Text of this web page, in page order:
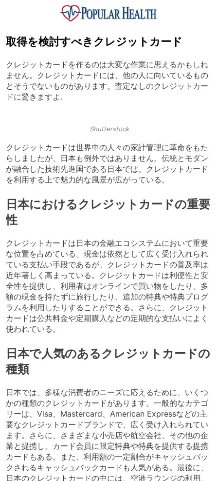
Popular Health
取得を検討すべきクレジットカード
クレジットカードを作るのは大変な作業に思えるかもしれ
ません。クレジットカードには、他の人に向いているもの
とそうでないものがあります。査定なしのクレジットカー
ドに驚きますよ.
Shutterstock
クレジットカードは世界中の人々の家計管理に革命をもた
らしましたが、日本も例外ではありません。伝統とモダン
が融合した技術先進国である日本では、クレジットカード
を利用する上で魅力的な風景が広がっている。
日本におけるクレジットカードの重要
性
クレジットカードは日本の金融エコシステムにおいて重要
な位置を占めている。現金は依然として広く受け入れられ
ている支払い手段であるが、クレジットカードの普及率は
近年著しく高まっている。クレジットカードは利便性と安
全性を提供し、利用者はオンラインで買い物をしたり、多
額の現金を持たずに旅行したり、追加の特典や特典プログ
ラムを利用したりすることができる。さらに、クレジット
カードは公共料金や定期購入などの定期的な支払いによく
使われている。
日本で人気のあるクレジットカードの
種類
日本では、多様な消費者のニーズに応えるために、いくつ
かの種類のクレジットカードがあります。一般的なカテゴ
リーは、Visa、Mastercard、American Expressなどの主
要なクレジットカードブランドで、広く受け入れられてい
ます。さらに、さまざまな小売店や航空会社、その他の企
業と提携し、カード会員に限定特典や特典を提供する提携
カードもある。また、利用額の一定割合がキャッシュバッ
クされるキャッシュバックカードも人気がある。最後に、
日本のクレジットカードの中には、空港ラウンジの利用、